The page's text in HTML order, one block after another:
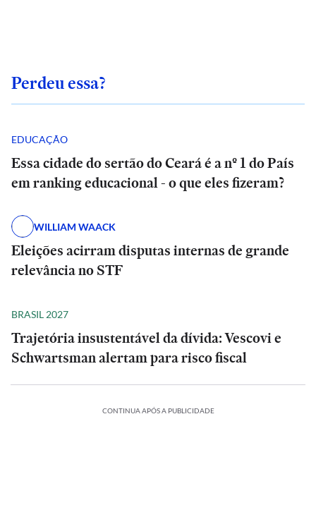
Perdeu essa?
EDUCAÇÃO
Essa cidade do sertão do Ceará é a nº 1 do País
em ranking educacional - o que eles fizeram?
WILLIAM WAACK
Eleições acirram disputas internas de grande
relevância no STF
BRASIL 2027
Trajetória insustentável da dívida: Vescovi e
Schwartsman alertam para risco fiscal
CONTINUA APÓS A PUBLICIDADE